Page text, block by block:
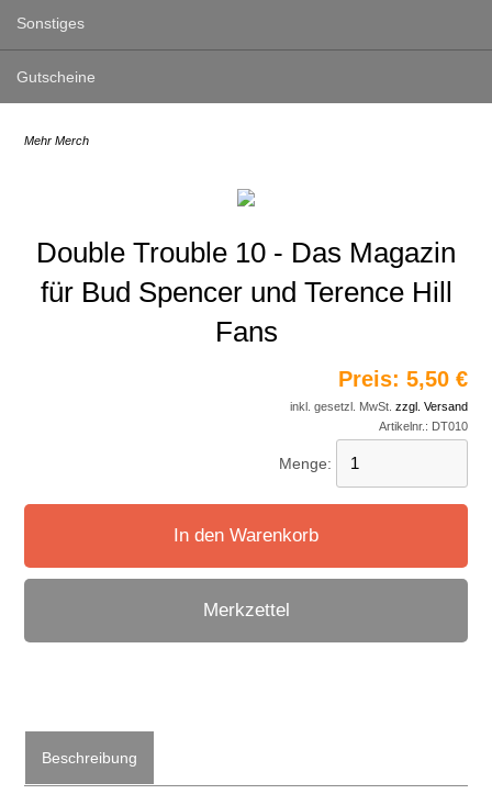
Sonstiges
Gutscheine
Mehr Merch
Double Trouble 10 - Das Magazin
für Bud Spencer und Terence Hill
Fans
Preis: 5,50 €
inkl. gesetzl. MwSt. zzgl. Versand
Artikelnr.: DT010
Menge:
In den Warenkorb
Merkzettel
Beschreibung